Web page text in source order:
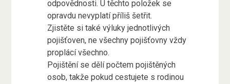
odpovědnosti. U těchto položek se
opravdu nevyplatí příliš šetřit.
Zjistěte si také výluky jednotlivých
pojišťoven, ne všechny pojišťovny vždy
proplácí všechno.
Pojištění se dělí počtem pojištěných
osob, takže pokud cestujete s rodinou